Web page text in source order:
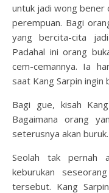
untuk jadi wong bener
perempuan. Bagi
yang bercita-cita
Padahal ini orang
cem-cemannya. Ia
saat Kang Sarpin ingin
Bagi gue, kisah
Bagaimana orang
seterusnya akan buruk.
Seolah tak pernah
keburukan
tersebut. Kang